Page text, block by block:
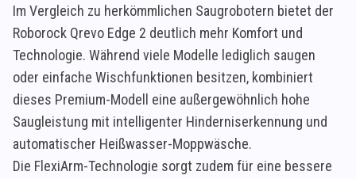
Im Vergleich zu herkömmlichen Saugrobotern bietet der
Roborock Qrevo Edge 2 deutlich mehr Komfort und
Technologie. Während viele Modelle lediglich saugen
oder einfache Wischfunktionen besitzen, kombiniert
dieses Premium-Modell eine außergewöhnlich hohe
Saugleistung mit intelligenter Hinderniserkennung und
automatischer Heißwasser-Moppwäsche.
Die FlexiArm-Technologie sorgt zudem für eine bessere